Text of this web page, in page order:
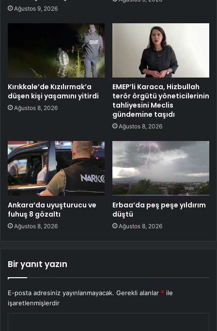
Ağustos 9, 2026
Kırıkkale’de Kızılırmak’a
düşen kişi yaşamını yitirdi
Ağustos 8, 2026
EMEP’li Karaca, Hizbullah
terör örgütü yöneticilerinin
tahliyesini Meclis
gündemine taşıdı
Ağustos 8, 2026
Ankara’da uyuşturucu ve
fuhuş 8 gözaltı
Ağustos 8, 2026
Erbaa’da peş peşe yıldırım
düştü
Ağustos 8, 2026
Bir yanıt yazın
E-posta adresiniz yayınlanmayacak. Gerekli alanlar * ile
işaretlenmişlerdir